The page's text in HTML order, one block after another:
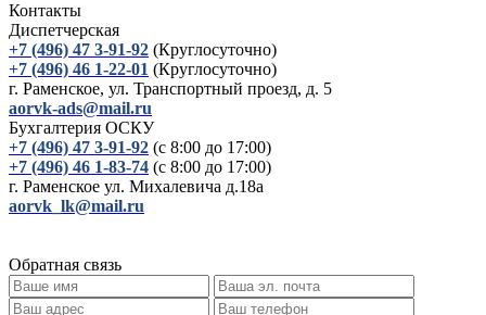
Контакты
Диспетчерская
+7 (496) 47 3-91-92 (Круглосуточно)
+7 (496) 46 1-22-01 (Круглосуточно)
г. Раменское, ул. Транспортный проезд, д. 5
aorvk-ads@mail.ru
Бухгалтерия ОСКУ
+7 (496) 47 3-91-92 (с 8:00 до 17:00)
+7 (496) 46 1-83-74 (с 8:00 до 17:00)
г. Раменское ул. Михалевича д.18а
aorvk_lk@mail.ru
Обратная связь